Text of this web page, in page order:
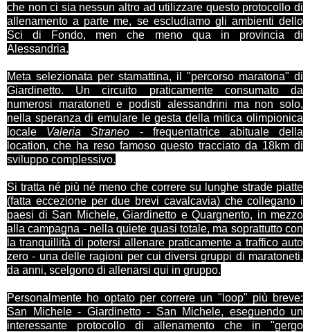
che non ci sia nessun altro ad utilizzare questo protocollo di
allenamento a parte me, se escludiamo gli ambienti dello
Sci di Fondo, men che meno qua in provincia di
Alessandria.
Meta selezionata per stamattina, il "percorso maratona" di
Giardinetto. Un circuito praticamente consumato da
numerosi maratoneti e podisti alessandrini ma non solo,
nella speranza di emulare le gesta della mitica olimpionica
locale Valeria Straneo - frequentatrice abituale della
location, che ha reso famoso questo tracciato da 18km di
sviluppo complessivo.
Si tratta né più né meno che correre su lunghe strade piatte
(fatta eccezione per due brevi cavalcavia) che collegano i
paesi di San Michele, Giardinetto e Quargnento, in mezzo
alla campagna - nella quiete quasi totale, ma soprattutto con
la tranquillità di potersi allenare praticamente a traffico auto
zero - una delle ragioni per cui diversi gruppi di maratoneti,
da anni, scelgono di allenarsi qui in gruppo.
Personalmente ho optato per correre un "loop" più breve:
San Michele - Giardinetto - San Michele, eseguendo un
interessante protocollo di allenamento che in "gergo